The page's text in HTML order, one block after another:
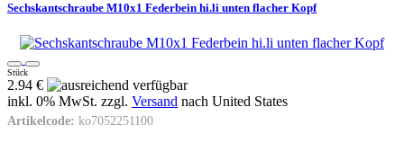
Sechskantschraube M10x1 Federbein hi.li unten flacher Kopf
Stück
2.94 €
inkl. 0% MwSt. zzgl. Versand nach United States
Artikelcode: ko7052251100